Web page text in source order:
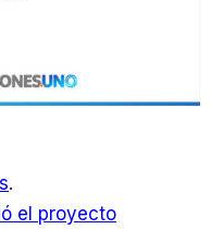
.
el proyecto